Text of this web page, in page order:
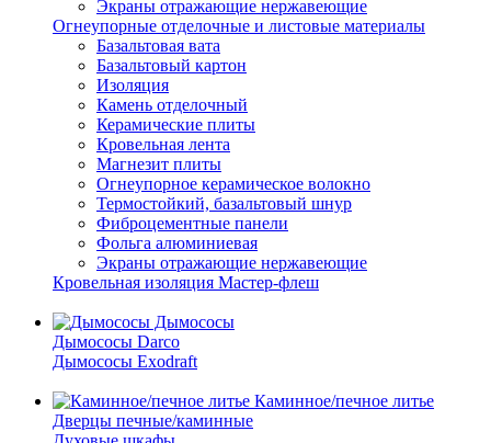
Экраны отражающие нержавеющие
Огнеупорные отделочные и листовые материалы
Базальтовая вата
Базальтовый картон
Изоляция
Камень отделочный
Керамические плиты
Кровельная лента
Магнезит плиты
Огнеупорное керамическое волокно
Термостойкий, базальтовый шнур
Фиброцементные панели
Фольга алюминиевая
Экраны отражающие нержавеющие
Кровельная изоляция Мастер-флеш
Дымососы
Дымососы Darco
Дымососы Exodraft
Каминное/печное литье
Дверцы печные/каминные